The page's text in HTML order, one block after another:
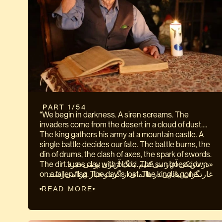
PART 1/54
“We begin in darkness. A siren screams. The
invaders come from the desert in a cloud of dust.
The king gathers his army at a mountain castle. A
single battle decides our fate. The battle burns, the
din of drums, the clash of axes, the spark of swords.
The dirt turns clay with blood. The sun goes down
on a fallen flag. The day is lost. The king is gone.
Our people are left defenseless. The only weapon
we have left is our voice. So they come for our
«در تاریکی آغاز می‌کنیم. بانگ آژیری برمی‌خیزد.
غارتگران بیابانی در هاله‌ای از گرد و غبار فرا می‌رسند.
شاهنشاه سپاهیان‌اش را پیرامون کاخی کوهستانی گرد
می‌آورد. تک‌نبردی سرنوشت‌ساز است. سوزندگی‌های
READ MORE